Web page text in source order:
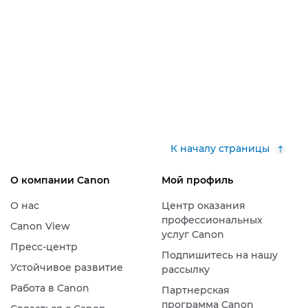
К началу страницы
О компании Canon
О нас
Canon View
Пресс-центр
Устойчивое развитие
Работа в Canon
Мой профиль
Центр оказания
профессиональных
услуг Canon
Подпишитесь на нашу
рассылку
Партнерская
программа Canon